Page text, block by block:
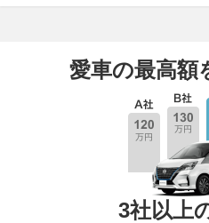
愛車の最高額
3社以上